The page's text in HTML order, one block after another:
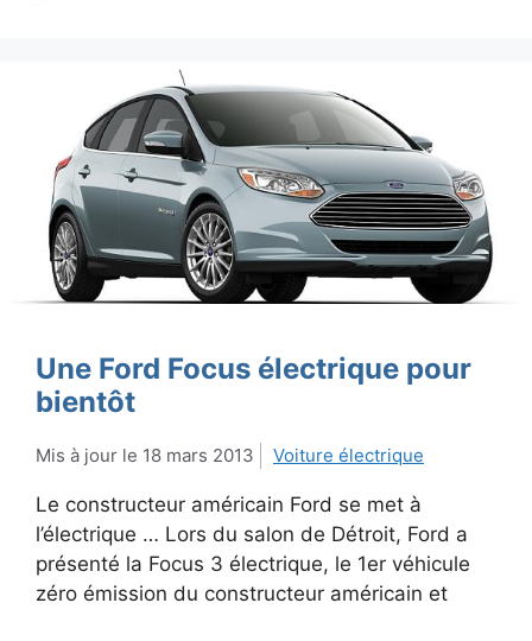
Une Ford Focus électrique pour
bientôt
18 mars 2013 Voiture électrique
Le constructeur américain Ford se met à
l’électrique … Lors du salon de Détroit, Ford a
présenté la Focus 3 électrique, le 1er véhicule
zéro émission du constructeur américain et